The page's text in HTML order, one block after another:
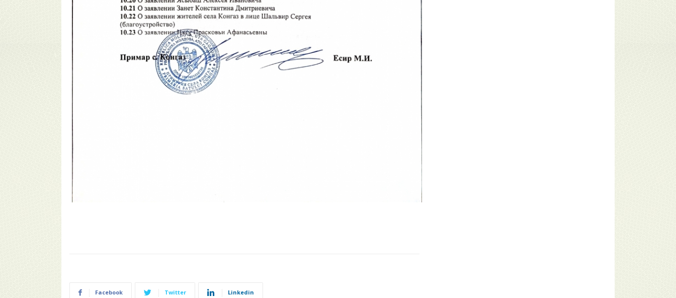
Facebook Twitter Linkedin